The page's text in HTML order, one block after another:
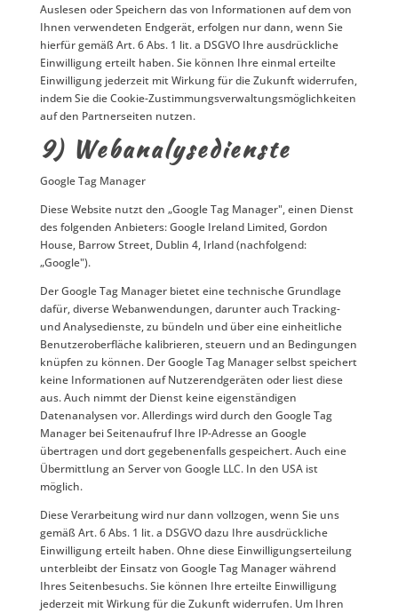
Auslesen oder Speichern das von Informationen auf dem von
Ihnen verwendeten Endgerät, erfolgen nur dann, wenn Sie
hierfür gemäß Art. 6 Abs. 1 lit. a DSGVO Ihre ausdrückliche
Einwilligung erteilt haben. Sie können Ihre einmal erteilte
Einwilligung jederzeit mit Wirkung für die Zukunft widerrufen,
indem Sie die Cookie-Zustimmungsverwaltungsmöglichkeiten
auf den Partnerseiten nutzen.
9) Webanalysedienste
Google Tag Manager
Diese Website nutzt den „Google Tag Manager", einen Dienst
des folgenden Anbieters: Google Ireland Limited, Gordon
House, Barrow Street, Dublin 4, Irland (nachfolgend:
„Google").
Der Google Tag Manager bietet eine technische Grundlage
dafür, diverse Webanwendungen, darunter auch Tracking-
und Analysedienste, zu bündeln und über eine einheitliche
Benutzeroberfläche kalibrieren, steuern und an Bedingungen
knüpfen zu können. Der Google Tag Manager selbst speichert
keine Informationen auf Nutzerendgeräten oder liest diese
aus. Auch nimmt der Dienst keine eigenständigen
Datenanalysen vor. Allerdings wird durch den Google Tag
Manager bei Seitenaufruf Ihre IP-Adresse an Google
übertragen und dort gegebenenfalls gespeichert. Auch eine
Übermittlung an Server von Google LLC. In den USA ist
möglich.
Diese Verarbeitung wird nur dann vollzogen, wenn Sie uns
gemäß Art. 6 Abs. 1 lit. a DSGVO dazu Ihre ausdrückliche
Einwilligung erteilt haben. Ohne diese Einwilligungserteilung
unterbleibt der Einsatz von Google Tag Manager während
Ihres Seitenbesuchs. Sie können Ihre erteilte Einwilligung
jederzeit mit Wirkung für die Zukunft widerrufen. Um Ihren